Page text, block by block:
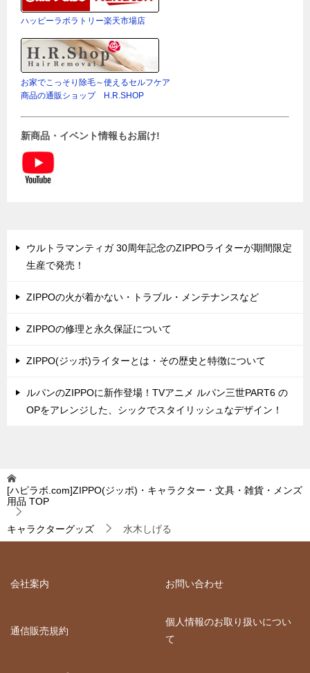
ハッピーラボラトリー楽天市場店
お家でこっそり除毛～使えるセルフケア
商品の通販ショップ H.R.SHOP
新商品・イベント情報もお届け!
ウルトラマンティガ 30周年記念のZIPPOライターが期間限定
生産で発売！
ZIPPOの火が着かない・トラブル・メンテナンスなど
ZIPPOの修理と永久保証について
ZIPPO(ジッポ)ライターとは・その歴史と特徴について
ルパンのZIPPOに新作登場！TVアニメ ルパン三世PART6 の
OPをアレンジした、シックでスタイリッシュなデザイン！
[ハピラボ.com]ZIPPO(ジッポ)・キャラクター・文具・雑貨・メンズ
用品 TOP
キャラクターグッズ 水木しげる
会社案内 お問い合わせ
通信販売規約
個人情報のお取り扱いについ
て